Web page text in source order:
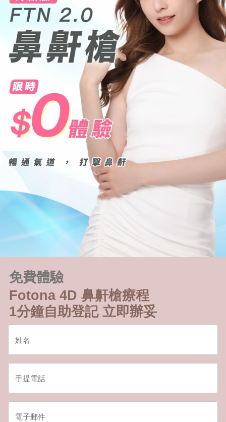
免費體驗
Fotona 4D 鼻鼾槍療程
1分鐘自助登記 立即辦妥